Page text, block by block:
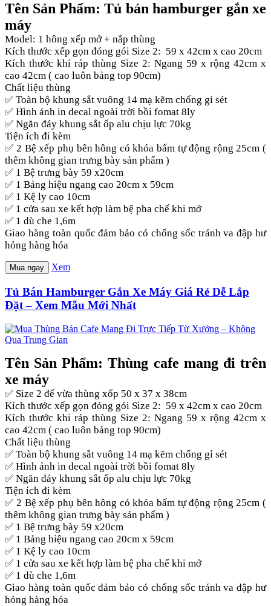
Tên Sản Phẩm: Tủ bán hamburger gắn xe
máy
Model: 1 hông xếp mở + nắp thùng
Kích thước xếp gọn đóng gói Size 2: 59 x 42cm x cao 20cm
Kích thước khi ráp thùng Size 2: Ngang 59 x rộng 42cm x
cao 42cm ( cao luôn bảng top 90cm)
Chất liệu thùng
✅ Toàn bộ khung sắt vuông 14 mạ kẽm chống gỉ sét
✅ Hình ảnh in decal ngoài trời bồi fomat 8ly
✅ Ngăn đáy khung sắt ốp alu chịu lực 70kg
Tiện ích đi kèm
✅ 2 Bệ xếp phụ bên hông có khóa bấm tự động rộng 25cm (
thêm không gian trưng bày sản phẩm )
✅ 1 Bệ trưng bày 59 x20cm
✅ 1 Bảng hiệu ngang cao 20cm x 59cm
✅ 1 Kệ ly cao 10cm
✅ 1 cửa sau xe kết hợp làm bệ pha chế khi mở
✅ 1 dù che 1,6m
Giao hàng toàn quốc đảm bảo có chống sốc tránh va đập hư
hỏng hàng hóa
Mua ngay Xem
Tủ Bán Hamburger Gắn Xe Máy Giá Rẻ Dễ Lắp
Đặt – Xem Mẫu Mới Nhất
Tên Sản Phẩm: Thùng cafe mang đi trên
xe máy
✅ Size 2 để vừa thùng xốp 50 x 37 x 38cm
Kích thước xếp gọn đóng gói Size 2: 59 x 42cm x cao 20cm
Kích thước khi ráp thùng Size 2: Ngang 59 x rộng 42cm x
cao 42cm ( cao luôn bảng top 90cm)
Chất liệu thùng
✅ Toàn bộ khung sắt vuông 14 mạ kẽm chống gỉ sét
✅ Hình ảnh in decal ngoài trời bồi fomat 8ly
✅ Ngăn đáy khung sắt ốp alu chịu lực 70kg
Tiện ích đi kèm
✅ 2 Bệ xếp phụ bên hông có khóa bấm tự động rộng 25cm (
thêm không gian trưng bày sản phẩm )
✅ 1 Bệ trưng bày 59 x20cm
✅ 1 Bảng hiệu ngang cao 20cm x 59cm
✅ 1 Kệ ly cao 10cm
✅ 1 cửa sau xe kết hợp làm bệ pha chế khi mở
✅ 1 dù che 1,6m
Giao hàng toàn quốc đảm bảo có chống sốc tránh va đập hư
hỏng hàng hóa